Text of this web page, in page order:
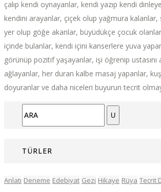
çalıp kendi oynayanlar, kendi yazıp kendi
kendini arayanlar, çiçek olup yağmura
yer olup göğe akanlar, büyüdükçe çocuk
içinde bulanlar, kendi içini kanserlere yuva
görünüp pozitif yaşayanlar, işi öğrenip
ağlayanlar, her duran kalbe masaj yapanlar,
doyuranlar ve daha niceleri buyurun tecrit
TÜRLER
Anlatı Deneme Edebiyat Gezi Hikaye Rüya Tecrit